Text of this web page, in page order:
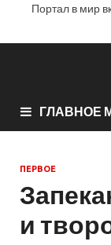
Портал в мир
ГЛАВНОЕ
ПЕРВОЕ
и